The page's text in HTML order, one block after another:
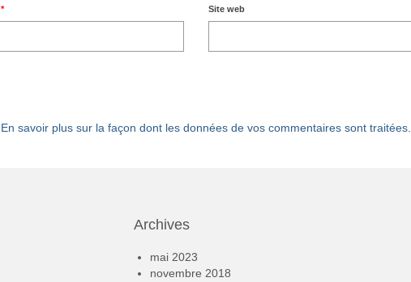
* Site web
En savoir plus sur la façon dont les données de vos commentaires sont traitées.
Archives
mai 2023
novembre 2018